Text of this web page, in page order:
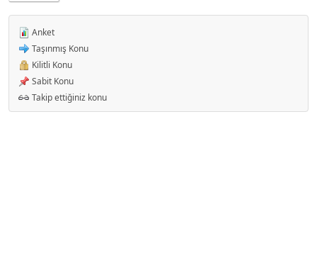
Anket
Taşınmış Konu
Kilitli Konu
Sabit Konu
Takip ettiğiniz konu